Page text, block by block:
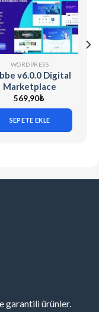
WORDPRESS
v6.0.0 Digital
Marketplace
Theme
569,90₺
SEPETE EKLE
garantili ürünler.